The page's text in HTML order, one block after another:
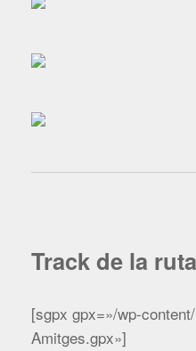
Track de la ruta
[sgpx gpx=»/wp-
Amitges.gpx»]